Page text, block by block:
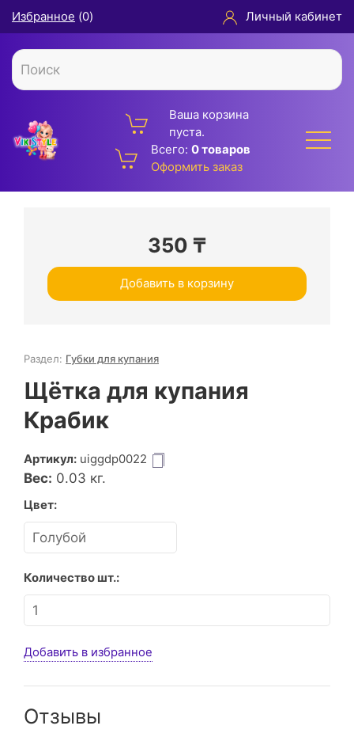
Избранное (0) Личный кабинет
Ваша корзина
пуста.
Всего: 0 товаров
Оформить заказ
350 ₸
Добавить в корзину
Раздел: Губки для купания
Щётка для купания
Крабик
Артикул: uiggdp0022
Вес: 0.03 кг.
Цвет:
Количество шт.:
Добавить в избранное
Отзывы